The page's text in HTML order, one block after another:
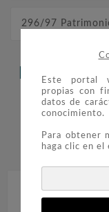
Este portal
propias con
datos de
conocimiento.
Para obtener
haga clic en el
296/97
LOS
ESTE